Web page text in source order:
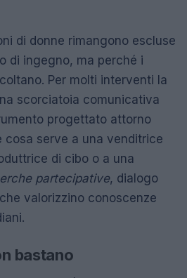
di donne rimangono escluse
di ingegno, ma perché i
Per molti interventi la
scorciatoia comunicativa
progettato attorno
cosa serve a una venditrice
di cibo o a una
partecipative, dialogo
valorizzino conoscenze
bastano